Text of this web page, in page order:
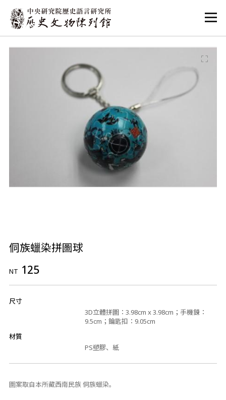
:::
:::
侗族蠟染拼圖球
NT 125
尺寸
3D立體拼圖：3.98cm x 3.98cm；手機鍊：
9.5cm；鑰匙扣：9.05cm
材質
PS塑膠、紙
圖案取自本所藏西南民族 侗族蠟染。